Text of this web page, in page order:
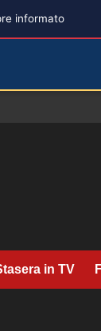
in TV
informato